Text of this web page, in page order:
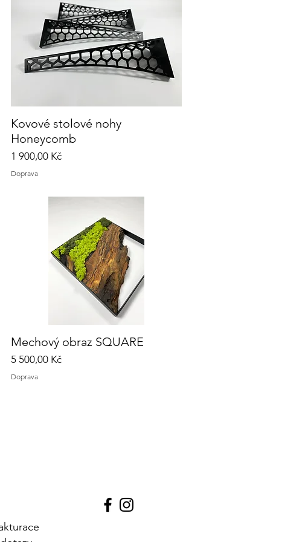
Rychlý náhled
Kovové stolové nohy
Honeycomb
Cena
1 900,00 Kč
Doprava
Rychlý náhled
Mechový obraz SQUARE
Cena
5 500,00 Kč
Doprava